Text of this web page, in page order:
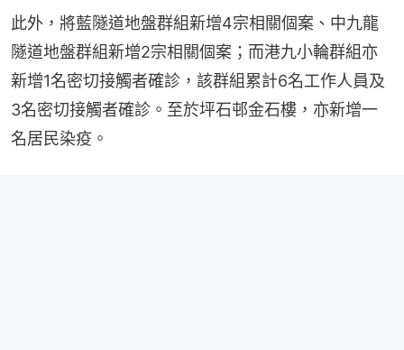
此外，將藍隧道地盤群組新增4宗相關個案、中九龍
隧道地盤群組新增2宗相關個案；而港九小輪群組亦
新增1名密切接觸者確診，該群組累計6名工作人員及
3名密切接觸者確診。至於坪石邨金石樓，亦新增一
名居民染疫。